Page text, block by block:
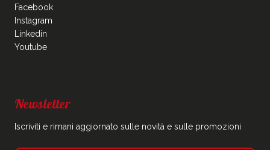
Facebook
Instagram
Linkedin
Youtube
Newsletter
Iscriviti e rimani aggiornato sulle novità e sulle promozioni